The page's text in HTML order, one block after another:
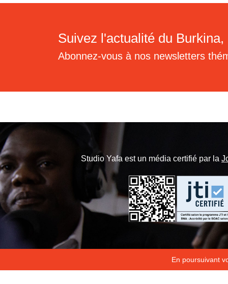
En poursuivant
Suivez l'actualité du
Abonnez-vous à nos newsletters
Studio Yafa est un média certifié par la